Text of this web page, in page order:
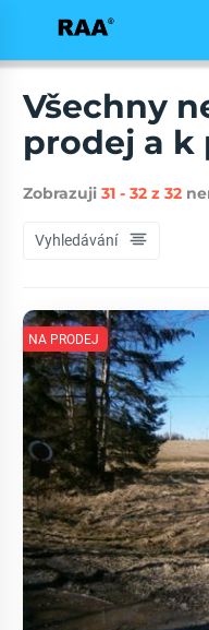
Všechny
prodej a k
Zobrazuji 31 - 32 z 32
Vyhledávání
NA PRODEJ